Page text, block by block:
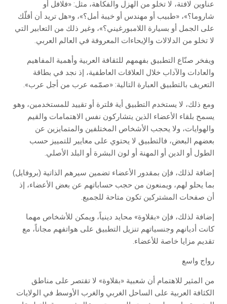
عناوين لافتة، لا تخلو من الهزل والفكاهة، مثل: «فلافل أو
شاروما؟»، «طبيب أو مهندس أو خيبة أمل؟»، و«هل تريد أن أقلّك
على الجمل أو بسيارة اللامبورغيني؟»، وغير ذلك من التعابير التي
لا تخلو من الدلالات والإيحاءات المعروفة في العالم العربي.
ويفخر صنّاع التطبيق بفهمهم للثقافة العربية وأهمية المفاهيم
والعادات والآداب خلال العلاقات العاطفية، إذ نجد في بطاقة
التعريف بالتطبيق العبارة التالية: «صمّمه عرب من أجل عرب».
ومع ذلك، لا يستخدم التطبيق أية فلترة أو تقييد للمستخدمين، وهو
يسمح بلقاء الأعضاء الذين يتشاركون نفس الاهتمامات والقيم
والهوايات، ولا يحجب الأشخاص المختلفين والمتمايزين عن
بعضهم البعض، فالتطبيق لا يحتوي على معايير للتمييز حسب
الطول أو الدين أو المهنة أو لون البشرة أو البلد الأصلي.
إضافة لذلك، فإن بمقدور الأعضاء تضمين سيرهم الذاتية (بروفايل)
بما يحلو لهم، ويمنعون من حجب حساباتهم عن بعض الأعضاء، إذ
أن صفحات المشتركين تكون متاحة للجميع.
إضافة لذلك، فإن «بقلاوة» محايد دينياً، ويمكن للأشخاص مهما
كانت أديانهم وجنسياتهم تنزيل التطبيق على هواتفهم مجاناً، مع
تقديم مزايا خاصة للأعضاء.
رواج واسع
من المثير للاهتمام أن شعبية «بقلاوة» لا تقتصر على مناطق
الكثافة العربية على الساحل الغربي والغرب الأوسط في الولايات